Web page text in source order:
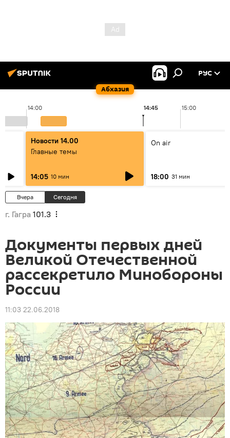
Абхазия
РУС
14:00 15:00
14:45
Новости 14.00
Главные темы
14:05 10 мин
On air
18:00 31 мин
Вчера Сегодня
г. Гагра 101.3
Документы первых дней
Великой Отечественной
рассекретило Минобороны
России
11:03 22.06.2018